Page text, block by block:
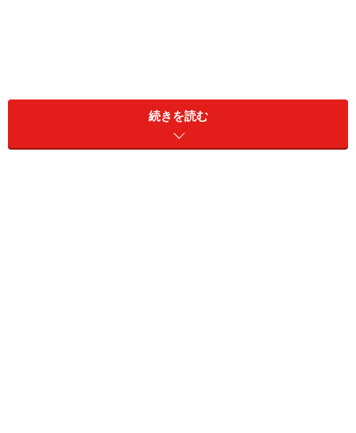
不正ログインに対抗する防衛策のひとつは、サービスご
とにパスワードを使い分けることです。もしApple IDの
続きを読む